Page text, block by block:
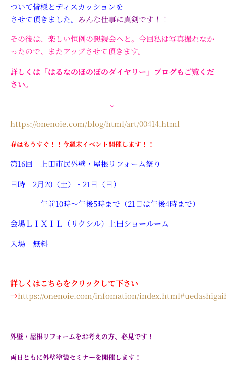
ついて皆様とディスカッションを
させて頂きました。 みんな仕事に真剣です！！
その後は、楽しい恒例の懇親会へと。今回私は写真撮れなか
ったので、またアップさせて頂きます。
詳しくは「はるなのほのぼのダイヤリー」ブログもご覧くだ
さい。
↓
https://onenoie.com/blog/html/art/00414.html
春はもうすぐ！！今週末イベント開催します！！
第16回 上田市民外壁・屋根リフォーム祭り
日時 2月20（土）・21日（日）
午前10時～午後5時まで（21日は午後4時まで）
会場ＬＩＸＩＬ（リクシル）上田ショールーム
入場 無料
詳しくはこちらをクリックして下さい
→https://onenoie.com/infomation/
外壁・屋根リフォームをお考えの方、必見です！
両日ともに外壁塗装セミナーを開催します！